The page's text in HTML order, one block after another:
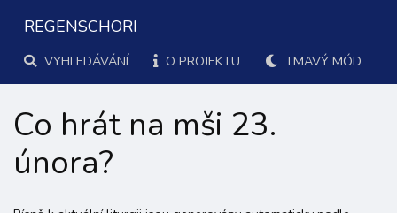
REGENSCHORI
VYHLEDÁVÁNÍ O PROJEKTU TMAVÝ MÓD
Co hrát na mši 23.
února?